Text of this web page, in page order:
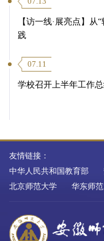
【访一线·展亮点】
践
07.11
学校召开上半年工作
友情链接：
中华人民共和国教育部
北京师范大学
华东师